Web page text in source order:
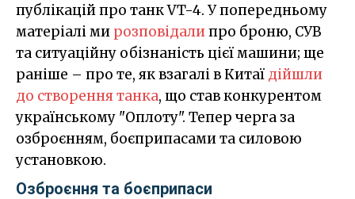
публікацій про танк VT-4. У попередньому
матеріалі ми розповідалипро броню, СУВ
та ситуаційну обізнаність цієї машини; ще
раніше – про те, як взагалі в Китаї дійшли
до створення танка, що став конкурентом
українському "Оплоту". Тепер черга за
озброєнням, боєприпасами та силовою
установкою.
Озброєння та боєприпаси